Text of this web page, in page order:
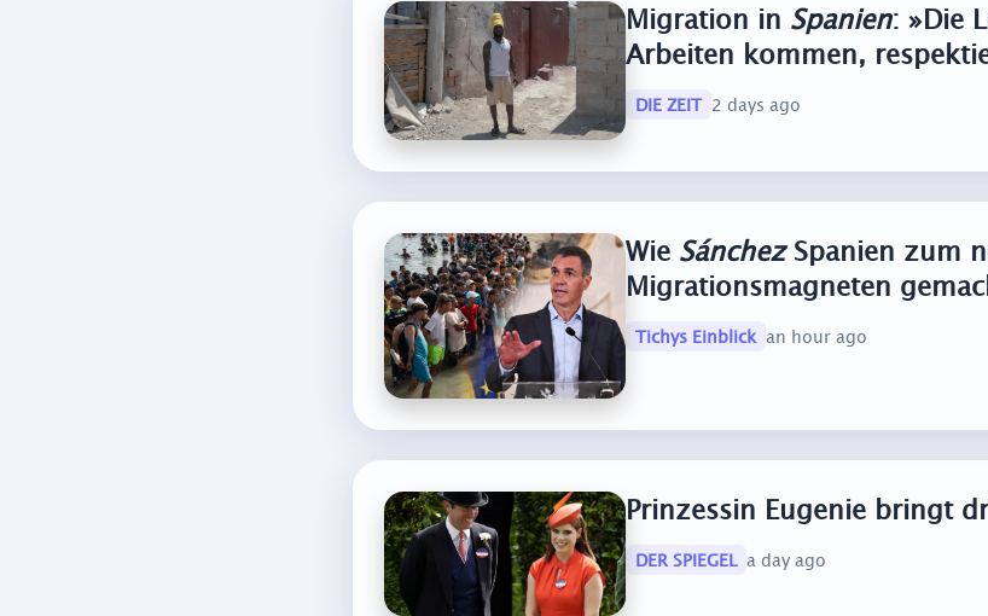
Migration in Spanien: »Die
Arbeiten kommen,
DIE ZEIT 2 days ago
Wie SánchezSpanien zum
Migrationsmagneten
Tichys Einblick an hour ago
Prinzessin Eugenie bringt
DER SPIEGEL a day ago